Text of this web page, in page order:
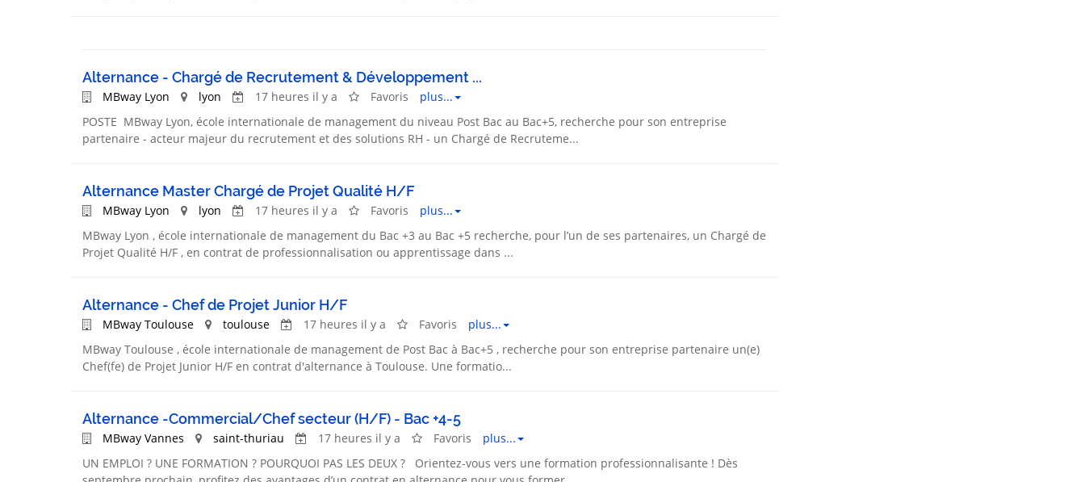
Alternance - Chargé de Recrutement & Développement ...
MBway Lyon lyon 17 heures il y a Favoris
plus...
POSTE MBway Lyon, école internationale de management du niveau Post Bac au Bac+5, recherche pour son entreprise
partenaire - acteur majeur du recrutement et des solutions RH - un Chargé de Recruteme...
Alternance Master Chargé de Projet Qualité H/F
MBway Lyon lyon 17 heures il y a Favoris
plus...
MBway Lyon , école internationale de management du Bac +3 au Bac +5 recherche, pour l’un de ses partenaires, un Chargé de
Projet Qualité H/F , en contrat de professionnalisation ou apprentissage dans ...
Alternance - Chef de Projet Junior H/F
MBway Toulouse toulouse 17 heures il y a Favoris
plus...
MBway Toulouse , école internationale de management de Post Bac à Bac+5 , recherche pour son entreprise partenaire un(e)
Chef(fe) de Projet Junior H/F en contrat d'alternance à Toulouse. Une formatio...
Alternance -Commercial/Chef secteur (H/F) - Bac +4-5
MBway Vannes saint-thuriau 17 heures il y a Favoris
plus...
UN EMPLOI ? UNE FORMATION ? POURQUOI PAS LES DEUX ? Orientez-vous vers une formation professionnalisante ! Dès